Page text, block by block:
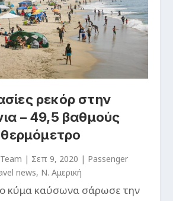
ρεκόρ στην
– 49,5 βαθμούς
θερμόμετρο
| Σεπ 9, 2020 | Passenger
news, Ν. Αμερική
κύμα καύσωνα σάρωσε την